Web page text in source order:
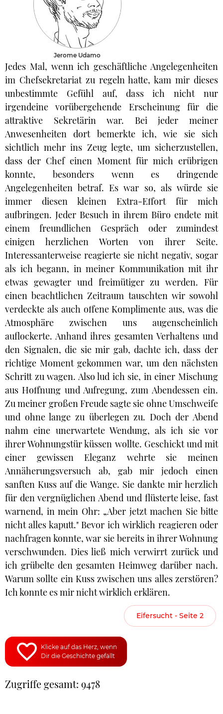
Jerome Udamo
Jedes Mal, wenn ich geschäftliche Angelegenheiten
im Chefsekretariat zu regeln hatte, kam mir dieses
unbestimmte Gefühl auf, dass ich nicht nur
irgendeine vorübergehende Erscheinung für die
attraktive Sekretärin war. Bei jeder meiner
Anwesenheiten dort bemerkte ich, wie sie sich
sichtlich mehr ins Zeug legte, um sicherzustellen,
dass der Chef einen Moment für mich erübrigen
konnte, besonders wenn es dringende
Angelegenheiten betraf. Es war so, als würde sie
immer diesen kleinen Extra-Effort für mich
aufbringen. Jeder Besuch in ihrem Büro endete mit
einem freundlichen Gespräch oder zumindest
einigen herzlichen Worten von ihrer Seite.
Interessanterweise reagierte sie nicht negativ, sogar
als ich begann, in meiner Kommunikation mit ihr
etwas gewagter und freimütiger zu werden. Für
einen beachtlichen Zeitraum tauschten wir sowohl
verdeckte als auch offene Komplimente aus, was die
Atmosphäre zwischen uns augenscheinlich
auflockerte. Anhand ihres gesamten Verhaltens und
den Signalen, die sie mir gab, dachte ich, dass der
richtige Moment gekommen war, um den nächsten
Schritt zu wagen. Also lud ich sie, in einer Mischung
aus Hoffnung und Aufregung, zum Abendessen ein.
Zu meiner großen Freude sagte sie ohne Umschweife
und ohne lange zu überlegen zu. Doch der Abend
nahm eine unerwartete Wendung, als ich sie vor
ihrer Wohnungstür küssen wollte. Geschickt und mit
einer gewissen Eleganz wehrte sie meinen
Annäherungsversuch ab, gab mir jedoch einen
sanften Kuss auf die Wange. Sie dankte mir herzlich
für den vergnüglichen Abend und flüsterte leise, fast
warnend, in mein Ohr: „Aber jetzt machen Sie bitte
nicht alles kaputt." Bevor ich wirklich reagieren oder
nachfragen konnte, war sie bereits in ihrer Wohnung
verschwunden. Dies ließ mich verwirrt zurück und
ich grübelte den gesamten Heimweg darüber nach.
Warum sollte ein Kuss zwischen uns alles zerstören?
Ich konnte es mir nicht wirklich erklären.
Eifersucht - Seite 2
Klicke auf das Herz, wenn
Dir die Geschichte gefällt
Zugriffe gesamt: 9478